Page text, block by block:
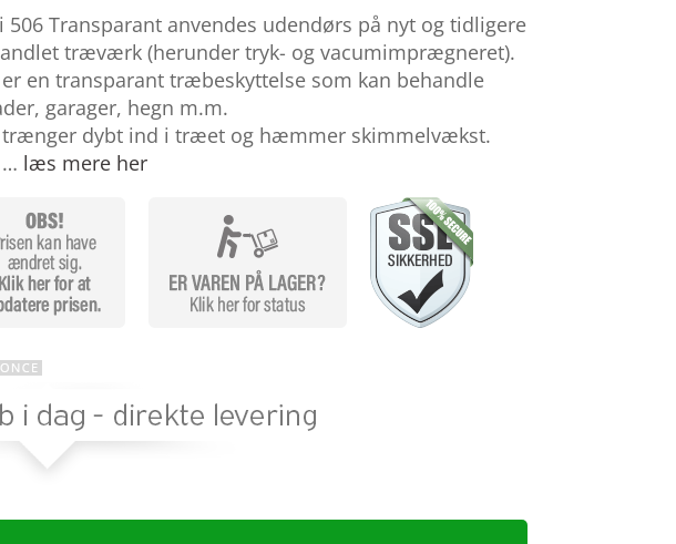
5
506 Transparant anvendes udendørs på nyt og tidligere
træværk (herunder tryk- og vacumimprægneret).
en transparant træbeskyttelse som kan behandle
garager, hegn m.m.
trænger dybt ind i træet og hæmmer skimmelvækst.
… læs mere her